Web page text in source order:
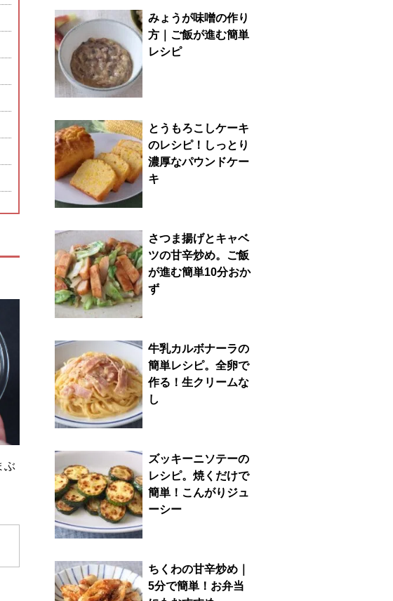
みょうが味噌の作り
方｜ご飯が進む簡単
レシピ
とうもろこしケーキ
のレシピ！しっとり
濃厚なパウンドケー
キ
さつま揚げとキャベ
ツの甘辛炒め。ご飯
が進む簡単10分おか
ず
牛乳カルボナーラの
簡単レシピ。全卵で
作る！生クリームな
し
ズッキーニソテーの
レシピ。焼くだけで
簡単！こんがりジュ
ーシー
ちくわの甘辛炒め｜
5分で簡単！お弁当